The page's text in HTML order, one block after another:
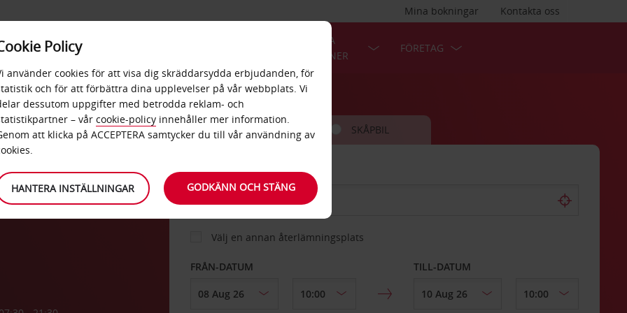
Kontakta oss
Mina bokningar
ERBJUDANDEN
POPULÄRA
DESTINATIONER
FÖRETAG
BIL SKÅPBIL
HÄMTA FRÅN
Välj en annan återlämningsplats
FRÅN-DATUM TILL-DATUM
Policy
använder cookies för att visa dig skräddarsydda erbjudanden, för
och för att förbättra dina upplevelser på vår webbplats. Vi
dessutom uppgifter med betrodda reklam- och
– vår cookie-policy innehåller mer information.
att klicka på ACCEPTERA samtycker du till vår användning av
HANTERA INSTÄLLNINGAR GODKÄNN OCH STÄNG